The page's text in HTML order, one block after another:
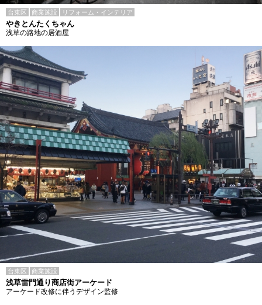
台東区 商業施設 リフォーム・インテリア
やきとんたくちゃん
浅草の路地の居酒屋
台東区 商業施設
浅草雷門通り商店街アーケード
アーケード改修に伴うデザイン監修